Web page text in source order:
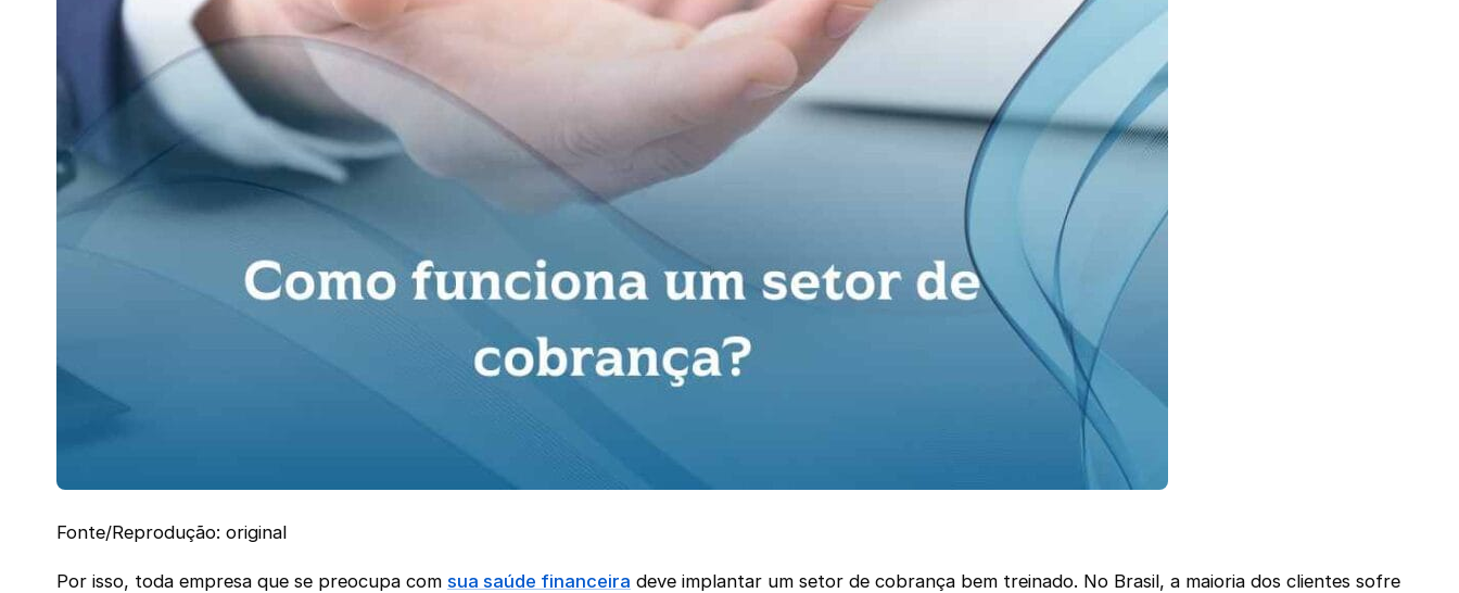
Fonte/Reprodução: original
Por isso, toda empresa que se preocupa com sua saúde financeira deve implantar um setor de cobrança bem treinado. No Brasil, a maioria dos clientes sofre